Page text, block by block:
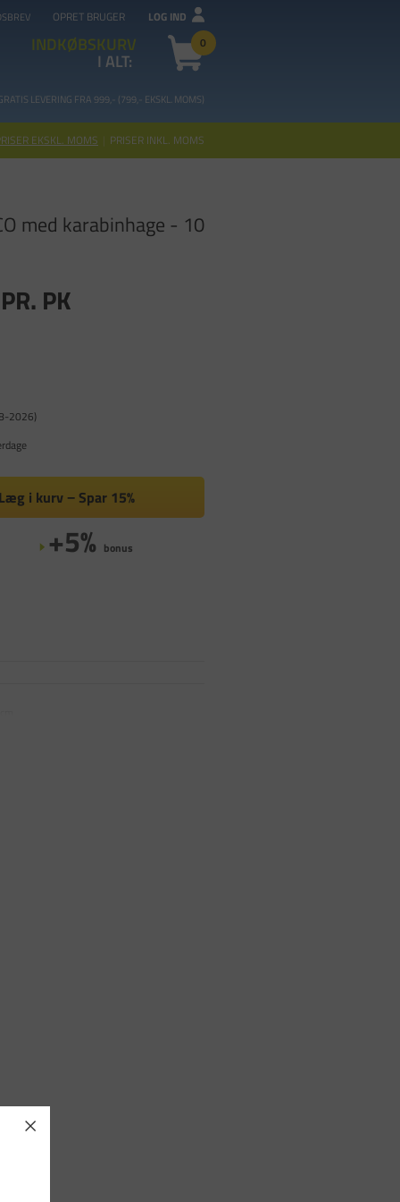
OPRET BRUGER LOG IND
INDKØBSKURV 0
I ALT:
LEVERING FRA 999,- (799,- EKSKL. MOMS)
EKSKL. MOMS | PRISER INKL. MOMS
med karabinhage - 10
PR. PK
2026)
Læg i kurv Spar 15%
+5% bonus